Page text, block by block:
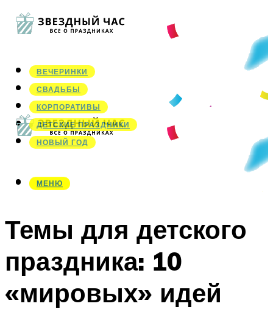
ВЕЧЕРИНКИ
СВАДЬБЫ
КОРПОРАТИВЫ
ДЕТСКИЕ ПРАЗДНИКИ
НОВЫЙ ГОД
МЕНЮ
МЕНЮ
Темы для детского
праздника: 10
«мировых» идей